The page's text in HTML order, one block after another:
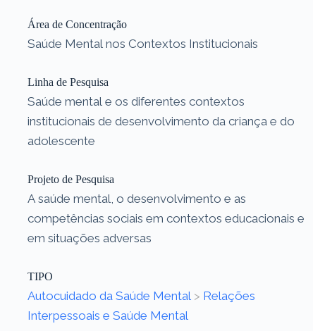
Área de Concentração
Saúde Mental nos Contextos Institucionais
Linha de Pesquisa
Saúde mental e os diferentes contextos
institucionais de desenvolvimento da criança e do
adolescente
Projeto de Pesquisa
A saúde mental, o desenvolvimento e as
competências sociais em contextos educacionais e
em situações adversas
TIPO
Autocuidado da Saúde Mental > Relações
Interpessoais e Saúde Mental